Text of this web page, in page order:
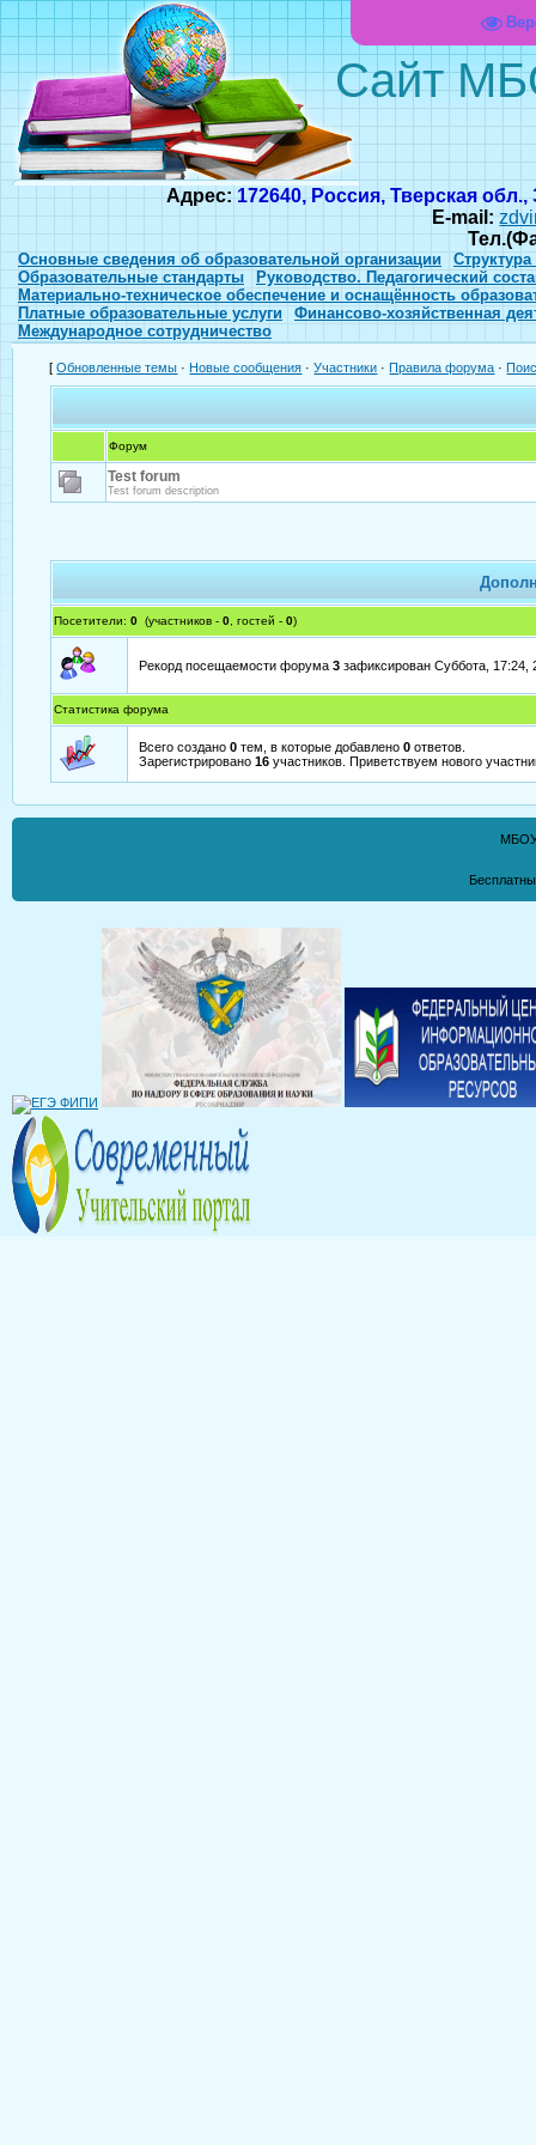
Сайт
Адрес: 172640, Россия, Тверская
E-mail:
Основные сведения об образовательной организации
Образовательные стандарты
Руководство. Педагогический
Материально-техническое обеспечение и оснащённость
Платные образовательные услуги
Финансово-хозяйственная
Международное сотрудничество
[Обновленные темы · Новые сообщения ·Участники · Правила форума ·
Форум
Test forum
Test forum description
Посетители:0 (участников -0, гостей -0)
Рекорд посещаемости форума3 зафиксирован Суббота, 17:24,
Статистика форума
Всего создано0 тем, в которые добавлено0 ответов.
Зарегистрировано16 участников. Приветствуем нового